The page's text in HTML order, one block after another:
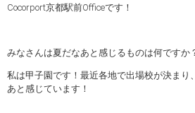
Cocorport京都駅前Officeです！
みなさんは夏だなあと感じるものは何ですか
私は甲子園です！最近各地で出場校が決まり
あと感じています！